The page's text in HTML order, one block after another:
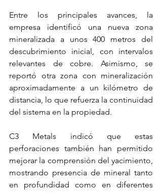
Entre los principales avances, la
empresa identificó una nueva zona
mineralizada a unos 400 metros del
descubrimiento inicial, con intervalos
relevantes de cobre. Asimismo, se
reportó otra zona con mineralización
aproximadamente a un kilómetro de
distancia, lo que refuerza la continuidad
del sistema en la propiedad.
C3 Metals indicó que estas
perforaciones también han permitido
mejorar la comprensión del yacimiento,
mostrando presencia de mineral tanto
en profundidad como en diferentes